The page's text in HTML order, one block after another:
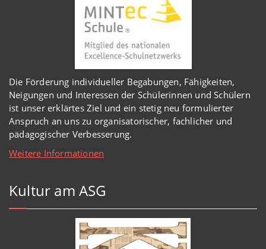
Die Förderung individueller Begabungen, Fähigkeiten,
Neigungen und Interessen der Schülerinnen und Schülern
ist unser erklärtes Ziel und ein stetig neu formulierter
Anspruch an uns zu organisatorischer, fachlicher und
pädagogischer Verbesserung.
Weitere Informationen
Kultur am ASG